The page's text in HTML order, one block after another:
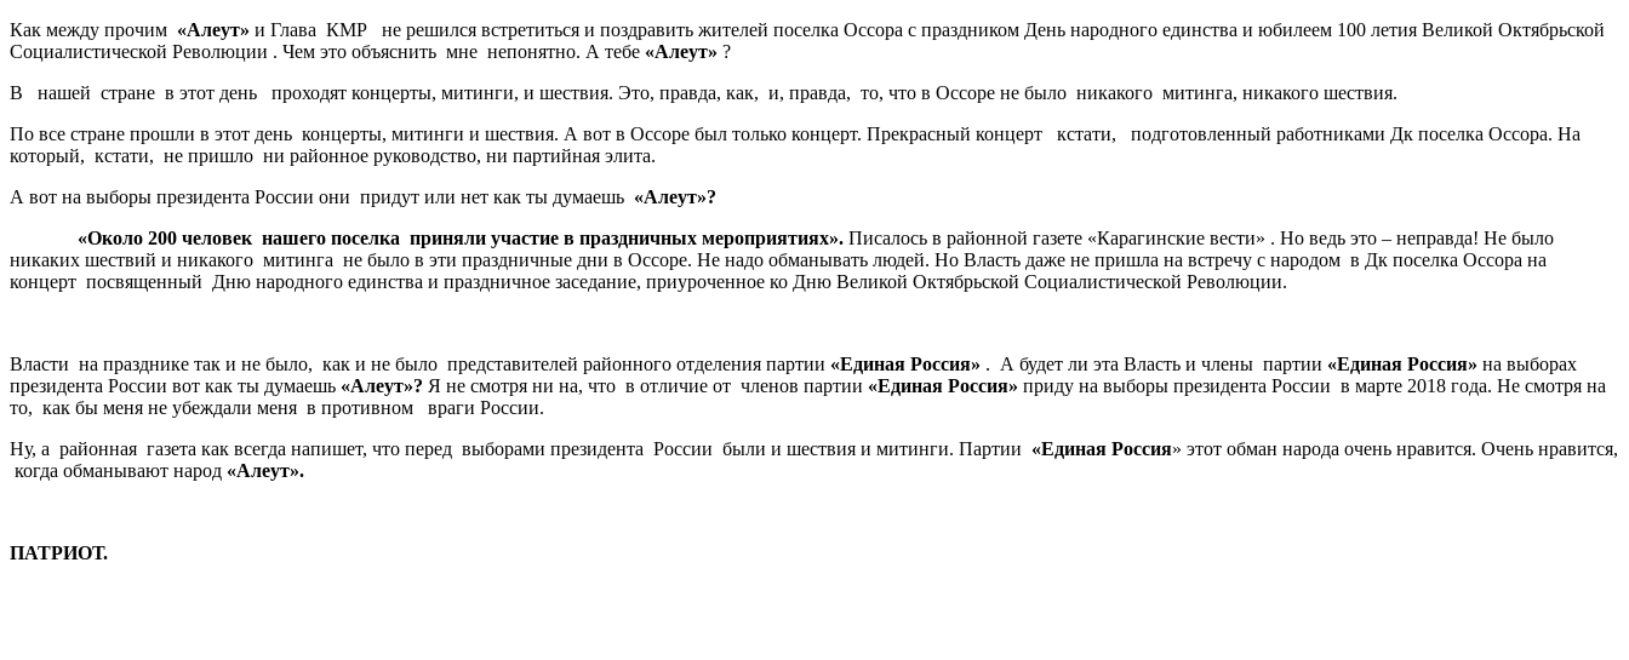
Как между прочим «Алеут» и Глава КМР не решился встретиться и поздравить жителей поселка Оссора с праздником День народного единства и юбилеем 100 летия Великой Октябрьской
Социалистической Революции . Чем это объяснить мне непонятно. А тебе «Алеут» ?
В нашей стране в этот день проходят концерты, митинги, и шествия. Это, правда, как, и, правда, то, что в Оссоре не было никакого митинга, никакого шествия.
По все стране прошли в этот день концерты, митинги и шествия. А вот в Оссоре был только концерт. Прекрасный концерт кстати, подготовленный работниками Дк поселка Оссора. На
который, кстати, не пришло ни районное руководство, ни партийная элита.
А вот на выборы президента России они придут или нет как ты думаешь «Алеут»?
«Около 200 человек нашего поселка приняли участие в праздничных мероприятиях». Писалось в районной газете «Карагинские вести» . Но ведь это – неправда! Не было
никаких шествий и никакого митинга не было в эти праздничные дни в Оссоре. Не надо обманывать людей. Но Власть даже не пришла на встречу с народом в Дк поселка Оссора на
концерт посвященный Дню народного единства и праздничное заседание, приуроченное ко Дню Великой Октябрьской Социалистической Революции.
Власти на празднике так и не было, как и не было представителей районного отделения партии «Единая Россия» . А будет ли эта Власть и члены партии «Единая Россия» на выборах
президента России вот как ты думаешь «Алеут»? Я не смотря ни на, что в отличие от членов партии «Единая Россия» приду на выборы президента России в марте 2018 года. Не смотря на
то, как бы меня не убеждали меня в противном враги России.
Ну, а районная газета как всегда напишет, что перед выборами президента России были и шествия и митинги. Партии «Единая Россия» этот обман народа очень нравится. Очень нравится,
когда обманывают народ «Алеут».
ПАТРИОТ.